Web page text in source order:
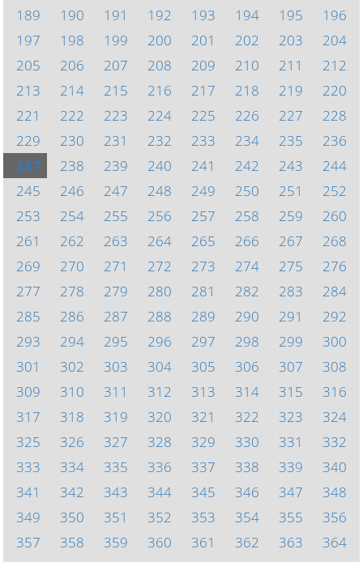
189
190 191 192 193 194 195
196
197
198 199 200 201 202 203
204
205
206 207 208 209 210 211
212
213
214 215 216 217 218 219
220
221
222 223 224 225 226 227
228
229
230 231 232 233 234 235
236
237
238 239 240 241 242 243
244
245
246 247 248 249 250 251
252
253
254 255 256 257 258 259
260
261
262 263 264 265 266 267
268
269
270 271 272 273 274 275
276
277
278 279 280 281 282 283
284
285
286 287 288 289 290 291
292
293
294 295 296 297 298 299
300
301
302 303 304 305 306 307
308
309
310 311 312 313 314 315
316
317
318 319 320 321 322 323
324
325
326 327 328 329 330 331
332
333
334 335 336 337 338 339
340
341
342 343 344 345 346 347
348
349
350 351 352 353 354 355
356
357
358 359 360 361 362 363
364